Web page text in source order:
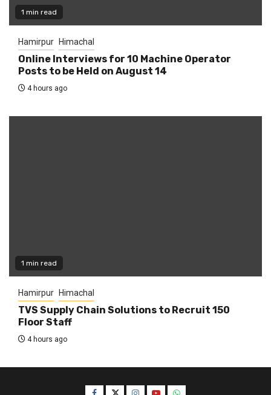
1 min read
Hamirpur Himachal
Online Interviews for 10 Machine Operator
Posts to be Held on August 14
4 hours ago
1 min read
Hamirpur Himachal
TVS Supply Chain Solutions to Recruit 150
Floor Staff
4 hours ago